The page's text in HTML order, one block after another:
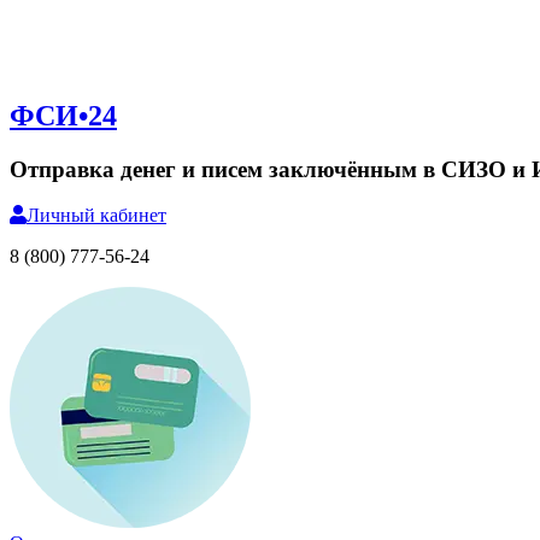
ФСИ•24
Отправка денег и писем заключённым в СИЗО и
Личный кабинет
8 (800) 777-56-24